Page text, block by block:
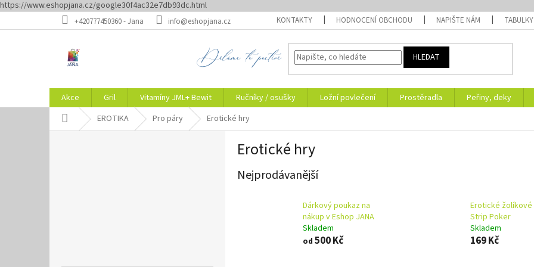
https://www.eshopjana.cz/google30f4ac32e7db93dc.html
na
+420777450360 - Jana info@eshopjana.cz KONTAKTY HODNOCENÍ OBCHODU NAPIŠTE NÁM TABULKY
HLEDAT
Akce Gril Vitamíny JML+ Bewit Ručníky / osušky Ložní povlečení Prostěradla Peřiny, deky
Domů EROTIKA Pro páry Erotické hry
Erotické hry
Nejprodávanější
Dárkový poukaz na
nákup v Eshop JANA
Skladem
od 500 Kč
Erotické
Strip Poker
Skladem
169 Kč